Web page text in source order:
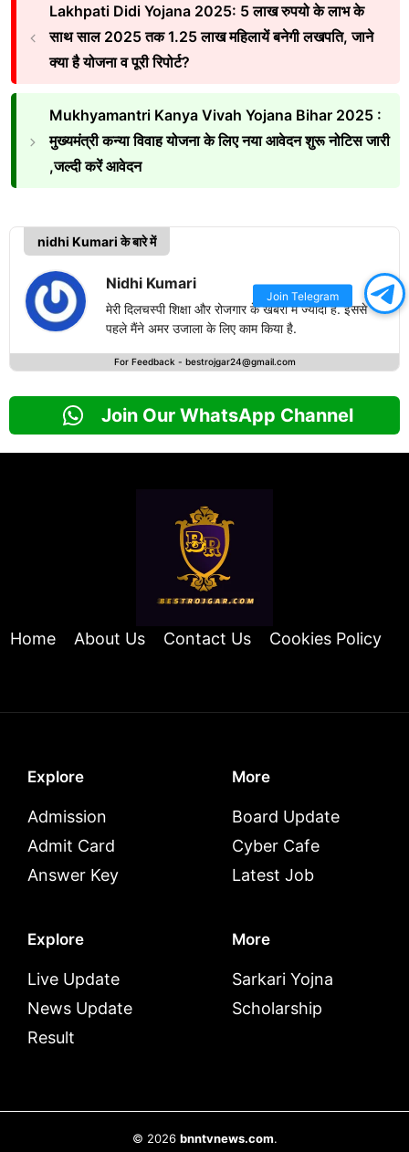
Lakhpati Didi Yojana 2025: 5 लाख रुपयो के लाभ के
साथ साल 2025 तक 1.25 लाख महिलायें बनेगी लखपति, जाने
क्या है योजना व पूरी रिपोर्ट?
Mukhyamantri Kanya Vivah Yojana Bihar 2025 :
मुख्यमंत्री कन्या विवाह योजना के लिए नया आवेदन शुरू नोटिस जारी
,जल्दी करें आवेदन
nidhi Kumari के बारे में
Nidhi Kumari
मेरी दिलचस्पी शिक्षा और रोजगार के खबरों में ज्यादा है. इससे
पहले मैंने अमर उजाला के लिए काम किया है.
For Feedback - bestrojgar24@gmail.com
Join Our WhatsApp Channel
Home About Us Contact Us Cookies Policy
Explore
Admission
Admit Card
Answer Key
More
Board Update
Cyber Cafe
Latest Job
Explore
Live Update
News Update
Result
More
Sarkari Yojna
Scholarship
© 2026 bnntvnews.com.
Join Telegram